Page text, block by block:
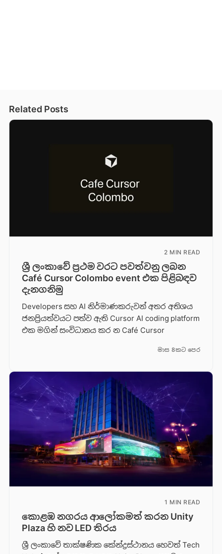
Related Posts
2 MIN READ
ශ්‍රී ලංකාවේ ප්‍රථම වරට පවත්වනු ලබන
Café Cursor Colombo event එක පිළිබඳව
දැනගනිමු
Developers සහ AI නිර්මාණකරුවන් අතර අතිශය
ජනප්‍රියත්වයට පත්ව ඇති Cursor AI coding platform
එක මගින් සංවිධානය කර න Café Cursor
මාස 8කට පෙර
1 MIN READ
කොළඹ නගරය ආලෝකමත් කරන Unity
Plaza හි නව LED තිරය
ශ්‍රී ලංකාවේ තාක්ෂණික කේන්ද්‍රස්ථානය හෙවත් Tech